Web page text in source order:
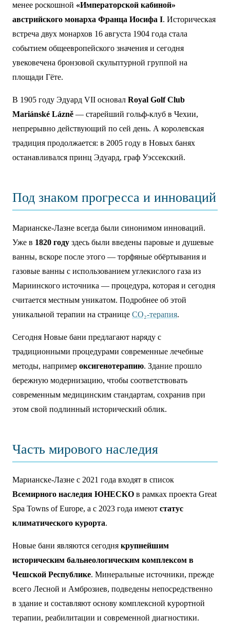
менее роскошной «Императорской кабиной»
австрийского монарха Франца Иосифа I. Историческая
встреча двух монархов 16 августа 1904 года стала
событием общеевропейского значения и сегодня
увековечена бронзовой скульптурной группой на
площади Гёте.
В 1905 году Эдуард VII основал Royal Golf Club
Mariánské Lázně — старейший гольф-клуб в Чехии,
непрерывно действующий по сей день. А королевская
традиция продолжается: в 2005 году в Новых банях
останавливался принц Эдуард, граф Уэссекский.
Под знаком прогресса и инноваций
Марианске-Лазне всегда были синонимом инноваций.
Уже в 1820 году здесь были введены паровые и душевые
ванны, вскоре после этого — торфяные обёртывания и
газовые ванны с использованием углекислого газа из
Мариинского источника — процедура, которая и сегодня
считается местным уникатом. Подробнее об этой
уникальной терапии на странице CO₂-терапия.
Сегодня Новые бани предлагают наряду с
традиционными процедурами современные лечебные
методы, например оксигенотерапию. Здание прошло
бережную модернизацию, чтобы соответствовать
современным медицинским стандартам, сохранив при
этом свой подлинный исторический облик.
Часть мирового наследия
Марианске-Лазне с 2021 года входят в список
Всемирного наследия ЮНЕСКО в рамках проекта Great
Spa Towns of Europe, а с 2023 года имеют статус
климатического курорта.
Новые бани являются сегодня крупнейшим
историческим бальнеологическим комплексом в
Чешской Республике. Минеральные источники, прежде
всего Лесной и Амброзиев, подведены непосредственно
в здание и составляют основу комплексной курортной
терапии, реабилитации и современной диагностики.